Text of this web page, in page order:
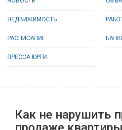
НЕДВИЖИМОСТЬ
РАСПИСАНИЕ
ПРЕССА ЮРГИ
Как не нарушить